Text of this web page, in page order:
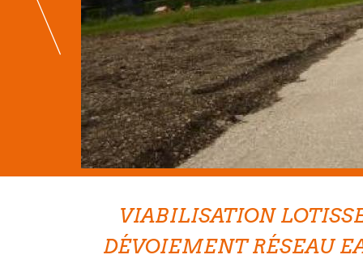
VIABILISATION
DÉVOIEMENT RÉSEAU